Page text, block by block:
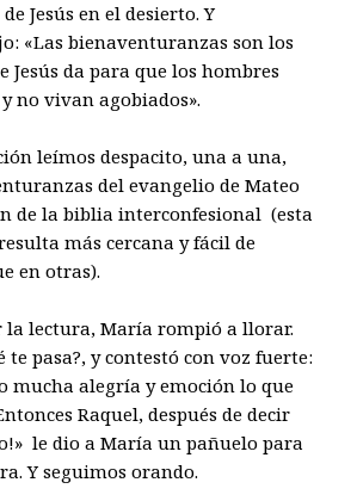
Jesús en el desierto. Y
«Las bienaventuranzas son los
Jesús da para que los hombres
no vivan agobiados».
leímos despacito, una a una,
del evangelio de Mateo
de la biblia interconfesional (esta
más cercana y fácil de
en otras).
lectura, María rompió a llorar.
te pasa?, y contestó con voz fuerte:
mucha alegría y emoción lo que
Raquel, después de decir
le dio a María un pañuelo para
Y seguimos orando.